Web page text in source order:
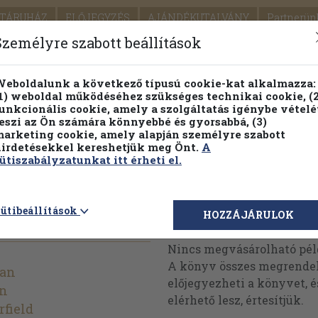
ELŐJEGYZÉS AJÁNDÉKUTALVÁNY
SEGÍTSÉG
PILLANATNYI ÁRAINK FENNTARTHATÓ
Részletes kereső Témaköri fa
Guide Megvásárolható
Nincs megvásárolható
A könyv összes
előjegyezheti a könyvet,
elérhető lesz, értesítjük.
szabott beállítások
a következő típusú cookie-kat alkalmazza:
weboldal működéséhez szükséges technikai cookie,
cookie, amely a szolgáltatás igénybe
az Ön számára könnyebbé és gyorsabbá, (3)
cookie, amely alapján személyre szabott
kereshetjük meg Önt. A
itt érheti el.
HOZZÁJÁRULOK